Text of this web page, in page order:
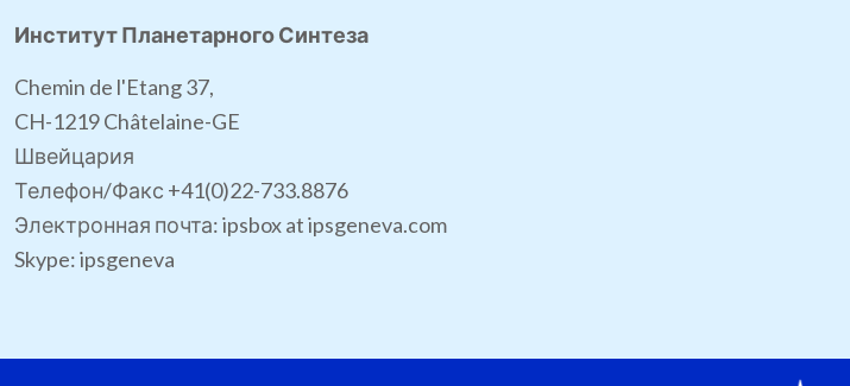
Институт Планетарного Синтеза
Chemin de l'Etang 37,
CH-1219 Châtelaine-GE
Швейцария
Телефон/Факс +41(0)22-733.8876
Электронная почта: ipsbox at ipsgeneva.com
Skype: ipsgeneva